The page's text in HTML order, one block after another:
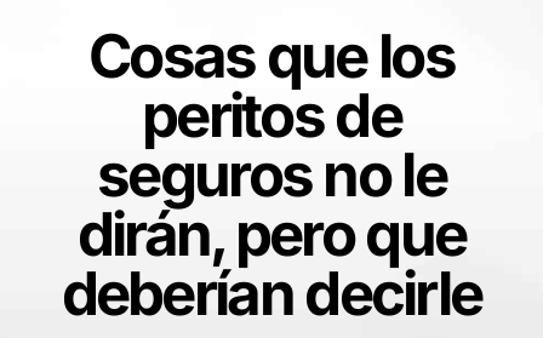
Cosas que los
peritos de
seguros no le
dirán, pero que
deberían decirle